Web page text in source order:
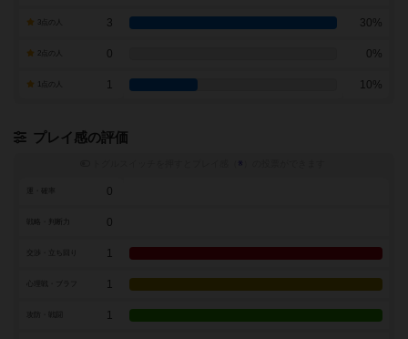
3 30%
0 0%
1 10%
プレイ感の評価
※
0
戦略・判断力 0
1
1
1